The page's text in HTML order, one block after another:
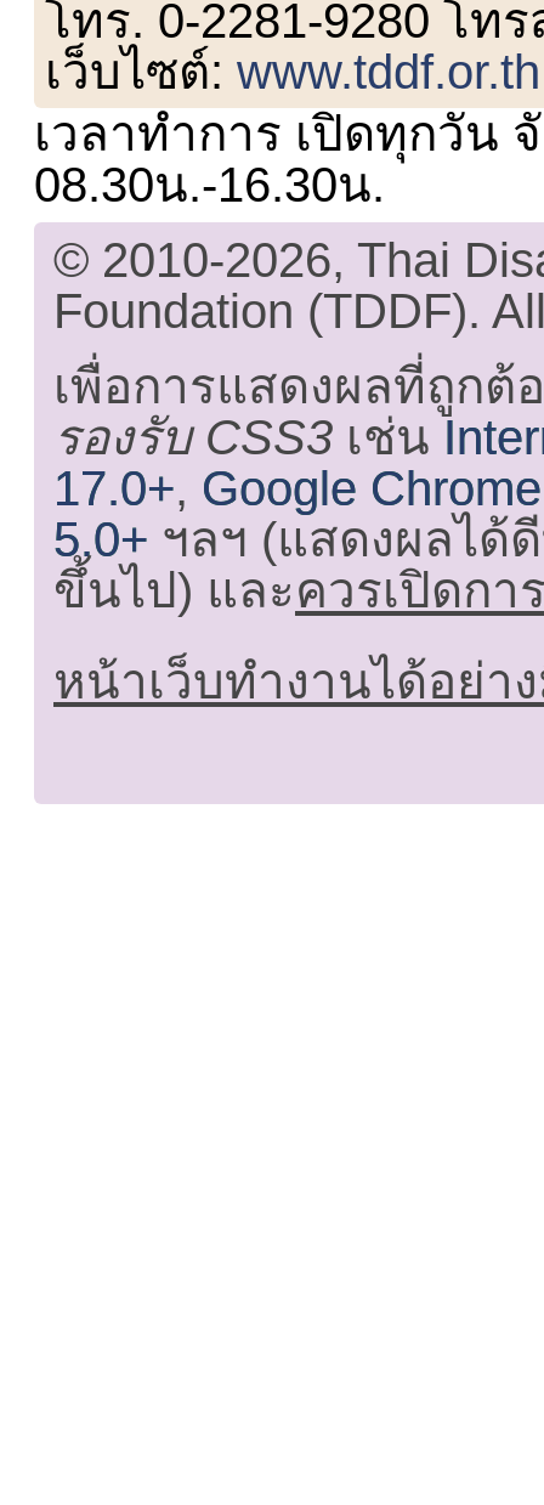
โทร. 0-2281-9280 โท
เว็บไซต์:www.tddf.or.th
เวลาทำการ เปิดทุกวัน
08.30น.-16.30น.
© 2010-2026, Thai
Foundation (TDDF).
เพื่อการแสดงผลที่ถูกต้
รองรับ CSS3 เช่น
17.0+, Google
5.0+ ฯลฯ (แสดงผลได้
ขึ้นไป) และควรเปิดกา
หน้าเว็บทำงานได้อย่า